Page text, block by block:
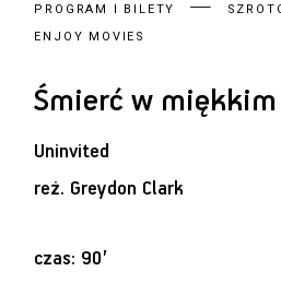
PROGRAM I BILETY
ENJOY MOVIES
Śmierć w
Uninvited
reż. Greydon Clark
czas: 90’